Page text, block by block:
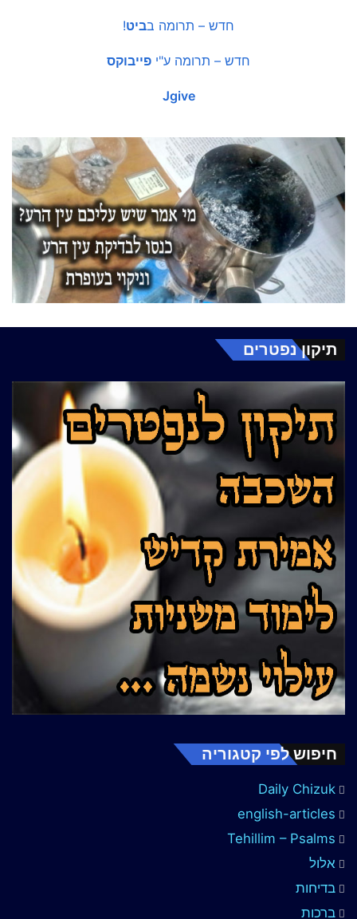
חדש – תרומה בביט!
חדש – תרומה ע"י פייבוקס
Jgive
תיקון נפטרים
חיפוש לפי קטגוריה
Daily Chizuk
english-articles
Tehillim – Psalms
אלול
בדיחות
ברכות